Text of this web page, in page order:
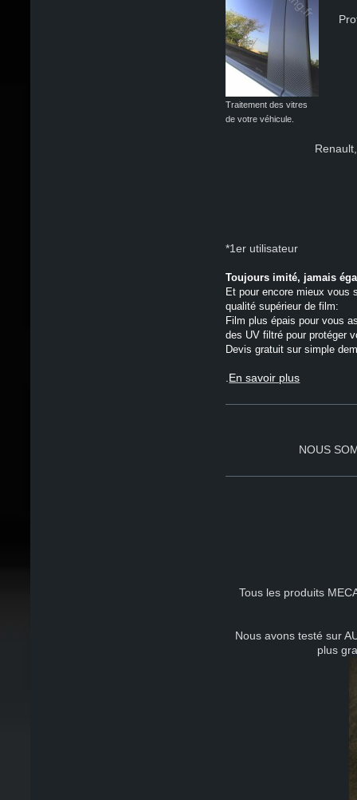
Traitement des vitres
de votre véhicule.
*1er utilisateur
Toujours imité, jamais
Et pour encore mieux vous
qualité supérieur de film:
Film plus épais pour vous
des UV filtré pour protéger
Devis gratuit sur simple
En savoir plus
NOUS SOMMES
Tous les produits
Nous avons testé sur
plus